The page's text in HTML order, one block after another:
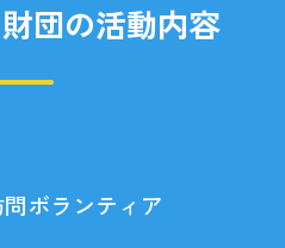
団の活動内容
ボランティア